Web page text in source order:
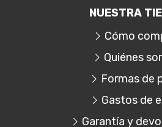
NUESTRA
Cómo
Quiénes
Formas de
Gastos de
Garantía y